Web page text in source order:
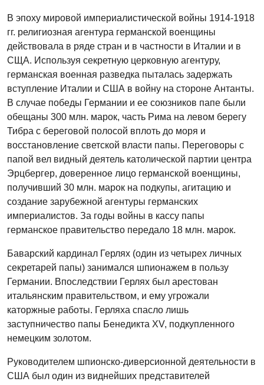
В эпоху мировой империалистической войны 1914-1918
гг. религиозная агентура германской военщины
действовала в ряде стран и в частности в Италии и в
СЩА. Используя секретную церковную агентуру,
германская военная разведка пыталась задержать
вступление Италии и США в войну на стороне Антанты.
В случае победы Германии и ее союзников папе были
обещаны 300 млн. марок, часть Рима на левом берегу
Тибра с береговой полосой вплоть до моря и
восстановление светской власти папы. Переговоры с
папой вел видный деятель католической партии центра
Эрцбергер, доверенное лицо германской военщины,
получивший 30 млн. марок на подкупы, агитацию и
создание зарубежной агентуры германских
империалистов. За годы войны в кассу папы
германское правительство передало 18 млн. марок.
Баварский кардинал Герлях (один из четырех личных
секретарей папы) занимался шпионажем в пользу
Германии. Впоследствии Герлях был арестован
итальянским правительством, и ему угрожали
каторжные работы. Герляха спасло лишь
заступничество папы Бенедикта XV, подкупленного
немецким золотом.
Руководителем шпионско-диверсионной деятельности в
США был один из виднейших представителей